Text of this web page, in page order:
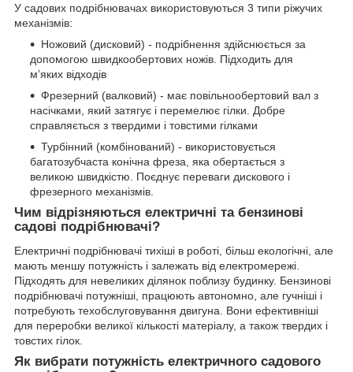
У садових подрібнювачах використовуються 3 типи ріжучих
механізмів:
Ножовий (дисковий) - подрібнення здійснюється за
допомогою швидкообертових ножів. Підходить для
м’яких відходів
Фрезерний (валковий) - має повільнообертовий вал з
насічками, який затягує і перемелює гілки. Добре
справляється з твердими і товстими гілками
Турбінний (комбінований) - використовується
багатозубчаста конічна фреза, яка обертається з
великою швидкістю. Поєднує переваги дискового і
фрезерного механізмів.
Чим відрізняються електричні та бензинові
садові подрібнювачі?
Електричні подрібнювачі тихіші в роботі, більш екологічні, але
мають меншу потужність і залежать від електромережі.
Підходять для невеликих ділянок поблизу будинку. Бензинові
подрібнювачі потужніші, працюють автономно, але гучніші і
потребують техобслуговування двигуна. Вони ефективніші
для переробки великої кількості матеріалу, а також твердих і
товстих гілок.
Як вибрати потужність електричного садового